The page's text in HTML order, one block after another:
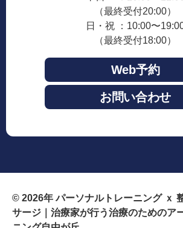
（最終受付20:00）
日・祝 ：10:00〜
（最終受付18:00）
Web予約
お問い合わせ
© 2026年パーソナルトレーニング ｘ
サージ｜治療家が行う治療のためのア